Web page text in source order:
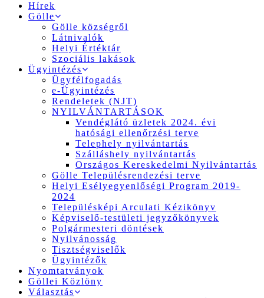
Hírek
Gölle
Gölle községről
Látnivalók
Helyi Értéktár
Szociális lakások
Ügyintézés
Ügyfélfogadás
e-Ügyintézés
Rendeletek (NJT)
NYILVÁNTARTÁSOK
Vendéglátó üzletek 2024. évi
hatósági ellenőrzési terve
Telephely nyilvántartás
Szálláshely nyilvántartás
Országos Kereskedelmi Nyilvántartás
Gölle Településrendezési terve
Helyi Esélyegyenlőségi Program 2019-
2024
Településképi Arculati Kézikönyv
Képviselő-testületi jegyzőkönyvek
Polgármesteri döntések
Nyilvánosság
Tisztségviselők
Ügyintézők
Nyomtatványok
Göllei Közlöny
Választás